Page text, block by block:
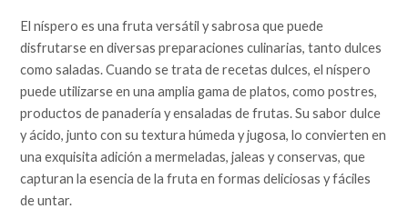
El níspero es una fruta versátil y sabrosa que puede
disfrutarse en diversas preparaciones culinarias, tanto dulces
como saladas. Cuando se trata de recetas dulces, el níspero
puede utilizarse en una amplia gama de platos, como postres,
productos de panadería y ensaladas de frutas. Su sabor dulce
y ácido, junto con su textura húmeda y jugosa, lo convierten en
una exquisita adición a mermeladas, jaleas y conservas, que
capturan la esencia de la fruta en formas deliciosas y fáciles
de untar.